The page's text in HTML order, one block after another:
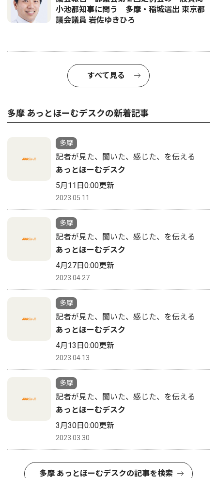
小池都知事に問う 多摩・稲城選出 東京都
議会議員 岩佐ゆきひろ
すべて見る
多摩 あっとほーむデスクの新着記事
多摩
記者が見た、聞いた、感じた、を伝える
あっとほーむデスク
5月11日0:00更新
2023.05.11
多摩
記者が見た、聞いた、感じた、を伝える
あっとほーむデスク
4月27日0:00更新
2023.04.27
多摩
記者が見た、聞いた、感じた、を伝える
あっとほーむデスク
4月13日0:00更新
2023.04.13
多摩
記者が見た、聞いた、感じた、を伝える
あっとほーむデスク
3月30日0:00更新
2023.03.30
多摩 あっとほーむデスクの記事を検索